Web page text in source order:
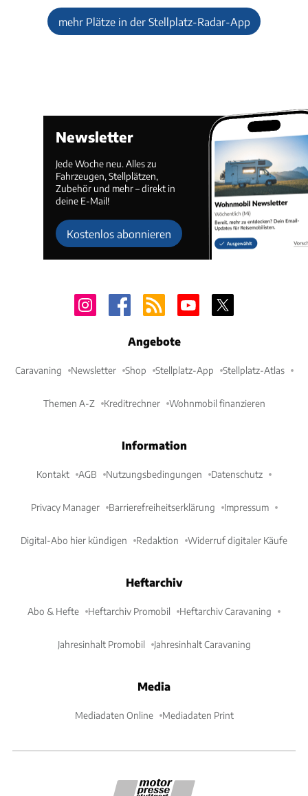
mehr Plätze in der Stellplatz-Radar-App
Newsletter
Jede Woche neu. Alles zu
Fahrzeugen, Stellplätzen,
Zubehör und mehr – direkt in
deine E-Mail!
Kostenlos abonnieren
Angebote
Caravaning Newsletter Shop Stellplatz-App Stellplatz-Atlas
Themen A-Z Kreditrechner Wohnmobil finanzieren
Information
Kontakt AGB Nutzungsbedingungen Datenschutz
Privacy Manager Barrierefreiheitserklärung Impressum
Digital-Abo hier kündigen Redaktion Widerruf digitaler Käufe
Heftarchiv
Abo & Hefte Heftarchiv Promobil Heftarchiv Caravaning
Jahresinhalt Promobil Jahresinhalt Caravaning
Media
Mediadaten Online Mediadaten Print